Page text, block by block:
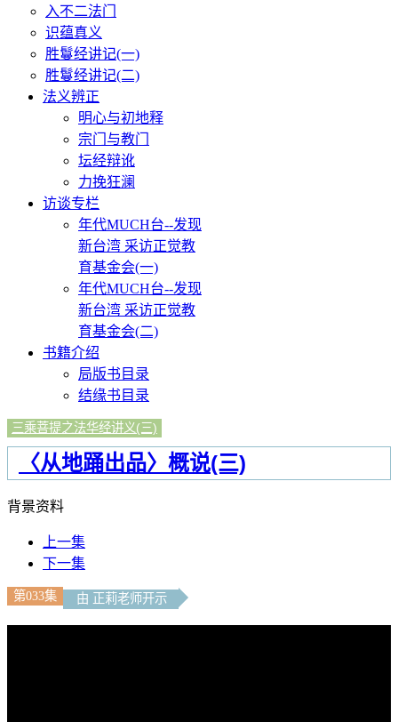
入不二法门
识蕴真义
胜鬘经讲记(一)
胜鬘经讲记(二)
法义辨正
明心与初地释
宗门与教门
坛经辩讹
力挽狂澜
访谈专栏
年代MUCH台--发现
新台湾 采访正觉教
育基金会(一)
年代MUCH台--发现
新台湾 采访正觉教
育基金会(二)
书籍介绍
局版书目录
结缘书目录
三乘菩提之法华经讲义(三)
〈从地踊出品〉概说(三)
背景资料
上一集
下一集
第033集 由 正莉老师开示